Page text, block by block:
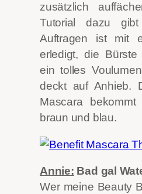
zusätzlich
Tutorial dazu
Auftragen ist mit
erledigt, die Bürste
ein tolles
deckt auf Anhieb.
Mascara
braun und blau.
Annie: Bad gal
Wer meine Beauty